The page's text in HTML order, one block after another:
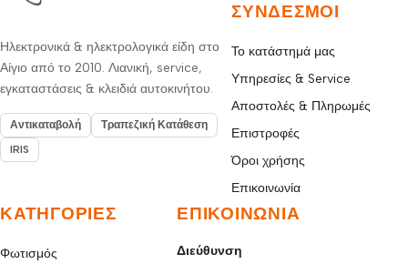
Ηλεκτρονικά & ηλεκτρολογικά είδη στο
Αίγιο από το 2010. Λιανική, service,
εγκαταστάσεις & κλειδιά αυτοκινήτου.
Αντικαταβολή
Τραπεζική Κατάθεση
IRIS
ΣΎΝΔΕΣΜΟΙ
Το κατάστημά μας
Υπηρεσίες & Service
Αποστολές & Πληρωμές
Επιστροφές
Όροι χρήσης
Επικοινωνία
ΚΑΤΗΓΟΡΊΕΣ
Φωτισμός
ΕΠΙΚΟΙΝΩΝΊΑ
Διεύθυνση